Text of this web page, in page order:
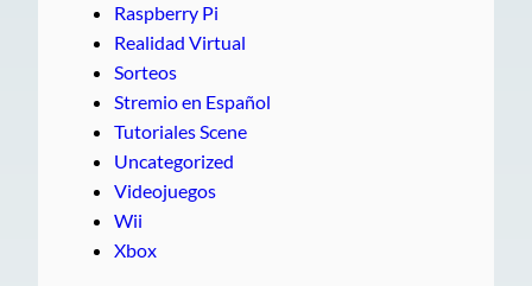
Raspberry Pi
Realidad Virtual
Sorteos
Stremio en Español
Tutoriales Scene
Uncategorized
Videojuegos
Wii
Xbox